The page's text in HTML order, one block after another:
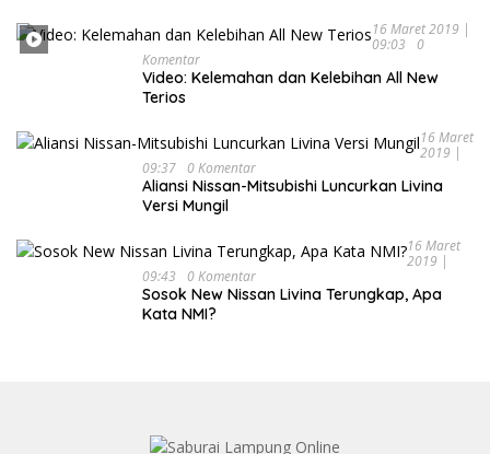
16 Maret 2019 |
09:03
0
Komentar
Video: Kelemahan dan Kelebihan All New
Terios
16 Maret
2019 |
09:37 0 Komentar
Aliansi Nissan-Mitsubishi Luncurkan Livina
Versi Mungil
16 Maret
2019 |
09:43
0 Komentar
Sosok New Nissan Livina Terungkap, Apa
Kata NMI?